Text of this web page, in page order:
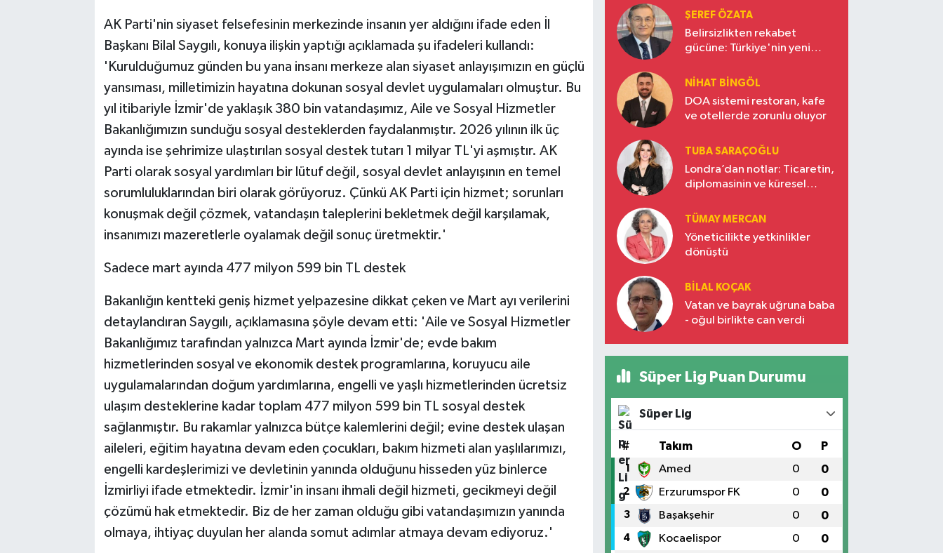
AK Parti'nin siyaset felsefesinin merkezinde insanın yer aldığını ifade eden İl
Başkanı Bilal Saygılı, konuya ilişkin yaptığı açıklamada şu ifadeleri kullandı:
'Kurulduğumuz günden bu yana insanı merkeze alan siyaset anlayışımızın en güçlü
yansıması, milletimizin hayatına dokunan sosyal devlet uygulamaları olmuştur. Bu
yıl itibariyle İzmir'de yaklaşık 380 bin vatandaşımız, Aile ve Sosyal Hizmetler
Bakanlığımızın sunduğu sosyal desteklerden faydalanmıştır. 2026 yılının ilk üç
ayında ise şehrimize ulaştırılan sosyal destek tutarı 1 milyar TL'yi aşmıştır. AK
Parti olarak sosyal yardımları bir lütuf değil, sosyal devlet anlayışının en temel
sorumluluklarından biri olarak görüyoruz. Çünkü AK Parti için hizmet; sorunları
konuşmak değil çözmek, vatandaşın taleplerini bekletmek değil karşılamak,
insanımızı mazeretlerle oyalamak değil sonuç üretmektir.'
Sadece mart ayında 477 milyon 599 bin TL destek
Bakanlığın kentteki geniş hizmet yelpazesine dikkat çeken ve Mart ayı verilerini
detaylandıran Saygılı, açıklamasına şöyle devam etti: 'Aile ve Sosyal Hizmetler
Bakanlığımız tarafından yalnızca Mart ayında İzmir'de; evde bakım
hizmetlerinden sosyal ve ekonomik destek programlarına, koruyucu aile
uygulamalarından doğum yardımlarına, engelli ve yaşlı hizmetlerinden ücretsiz
ulaşım desteklerine kadar toplam 477 milyon 599 bin TL sosyal destek
sağlanmıştır. Bu rakamlar yalnızca bütçe kalemlerini değil; evine destek ulaşan
aileleri, eğitim hayatına devam eden çocukları, bakım hizmeti alan yaşlılarımızı,
engelli kardeşlerimizi ve devletinin yanında olduğunu hisseden yüz binlerce
İzmirliyi ifade etmektedir. İzmir'in insanı ihmali değil hizmeti, gecikmeyi değil
çözümü hak etmektedir. Biz de her zaman olduğu gibi vatandaşımızın yanında
olmaya, ihtiyaç duyulan her alanda somut adımlar atmaya devam ediyoruz.'
ŞEREF ÖZATA
Belirsizlikten rekabet
gücüne: Türkiye'nin yeni
NIHAT BINGÖL
DOA sistemi restoran, kafe
ve otellerde zorunlu oluyor
TUBA SARAÇOĞLU
Londra’dan notlar: Ticaretin,
diplomasinin ve küresel
Türkiye’nin yükselen gücü
TÜMAY MERCAN
Yöneticilikte yetkinlikler
dönüştü
BILAL KOÇAK
Vatan ve bayrak uğruna baba
- oğul birlikte can verdi
Süper Lig Puan Durumu
Süper Lig
# Takım O P
1 Amed 0 0
2 Erzurumspor FK 0 0
3 Başakşehir 0 0
4 Kocaelispor 0 0